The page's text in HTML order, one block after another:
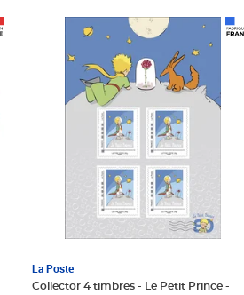
La Poste
Collector 4 timbres - Le Petit Prince -
Prix 6,25€ HT